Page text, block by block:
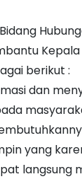
berikut :
dan
yang
langsung